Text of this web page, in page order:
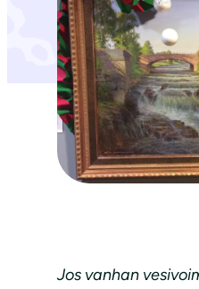
Jos vanhan